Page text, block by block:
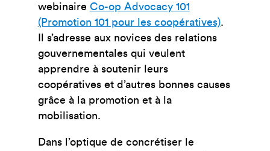
webinaire Co-op Advocacy 101
(Promotion 101 pour les coopératives).
s’adresse aux novices des relations
gouvernementales qui veulent
apprendre à soutenir leurs
coopératives et d’autres bonnes causes
grâce à la promotion et à la
mobilisation.
Dans l’optique de concrétiser le